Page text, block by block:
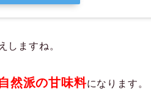
しますね。
然派の甘味料になります。